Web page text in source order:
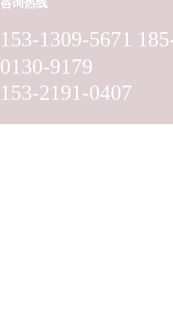
153-1309-5671
0130-9179
153-2191-0407
咨询热线